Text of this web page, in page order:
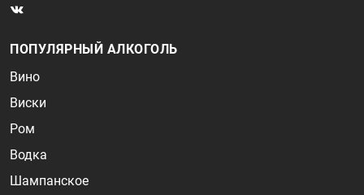
ПОПУЛЯРНЫЙ АЛКОГОЛЬ
Вино
Виски
Ром
Водка
Шампанское